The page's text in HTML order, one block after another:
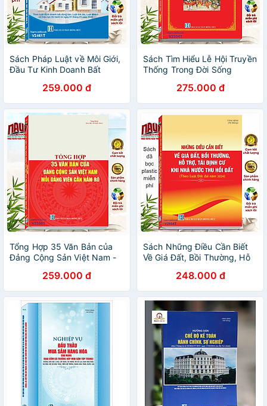
Sách Pháp Luật về Môi Giới,
Đầu Tư Kinh Doanh Bất
- V2461T259.000 đ
Sách Tìm Hiểu Lễ Hội Truyền
Thống Trong Đời Sống
275.000 đ
Tổng Hợp 35 Văn Bản của
Đảng Cộng Sản Việt Nam -
(V2350T)259.000 đ
Sách Những Điều Cần Biết
Về Giá Đất, Bồi Thường, Hỗ
Nước Thu Hồi Đất theo Luật
Đất Đai năm 2024 - V2464T
248.000 đ